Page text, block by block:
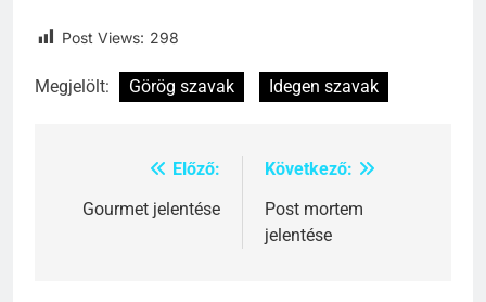
Post Views: 298
Megjelölt: Görög szavak Idegen szavak
Bejegyzés
navigáció
Előző:
Gourmet jelentése
Következő:
Post mortem
jelentése